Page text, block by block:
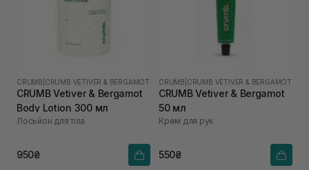
CRUMB CRUMB VETIVER & BERGAMOT
CRUMB Vetiver & Bergamot
Body Lotion 300 мл
Лосьйон для тіла
950₴
CRUMB CRUMB VETIVER & BERGAMOT
CRUMB Vetiver & Bergamot
50 мл
Крем для рук
550₴